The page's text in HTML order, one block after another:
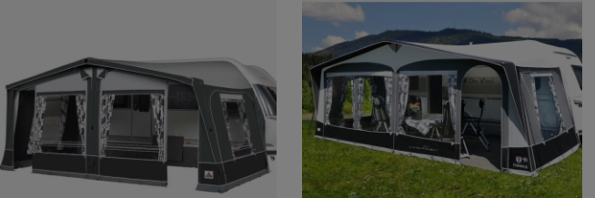
Namn A-Ö
Namn Ö-A
Lägsta pris
Högsta pris
Varumärke
Publiceringsdatum